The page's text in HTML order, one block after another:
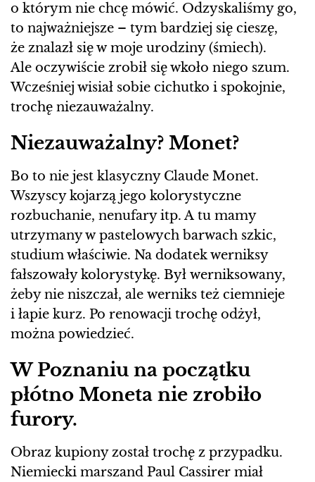
o którym nie chcę mówić. Odzyskaliśmy go,
to najważniejsze – tym bardziej się cieszę,
że znalazł się w moje urodziny (śmiech).
Ale oczywiście zrobił się wkoło niego szum.
Wcześniej wisiał sobie cichutko i spokojnie,
trochę niezauważalny.
Niezauważalny? Monet?
Bo to nie jest klasyczny Claude Monet.
Wszyscy kojarzą jego kolorystyczne
rozbuchanie, nenufary itp. A tu mamy
utrzymany w pastelowych barwach szkic,
studium właściwie. Na dodatek werniksy
fałszowały kolorystykę. Był werniksowany,
żeby nie niszczał, ale werniks też ciemnieje
i łapie kurz. Po renowacji trochę odżył,
można powiedzieć.
W Poznaniu na początku
płótno Moneta nie zrobiło
furory.
Obraz kupiony został trochę z przypadku.
Niemiecki marszand Paul Cassirer miał